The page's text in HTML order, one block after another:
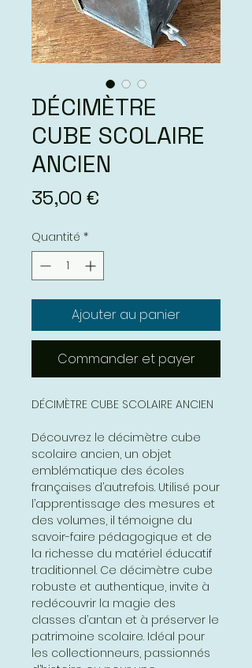
DÉCIMÈTRE
CUBE SCOLAIRE
ANCIEN
35,00 €
Quantité *
Ajouter au panier
Commander et payer
DÉCIMÈTRE CUBE SCOLAIRE ANCIEN
Découvrez le décimètre cube
scolaire ancien, un objet
emblématique des écoles
françaises d’autrefois. Utilisé pour
l’apprentissage des mesures et
des volumes, il témoigne du
savoir-faire pédagogique et de
la richesse du matériel éducatif
traditionnel. Ce décimètre cube
robuste et authentique, invite à
redécouvrir la magie des
classes d’antan et à préserver le
patrimoine scolaire. Idéal pour
les collectionneurs, passionnés